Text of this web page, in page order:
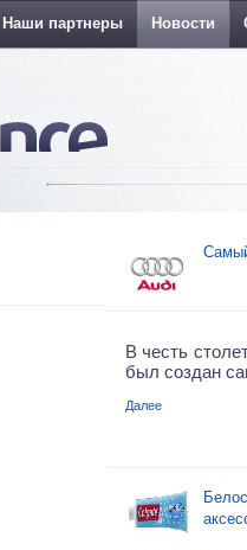
Наши партнеры Новости
В честь
был создан
Далее